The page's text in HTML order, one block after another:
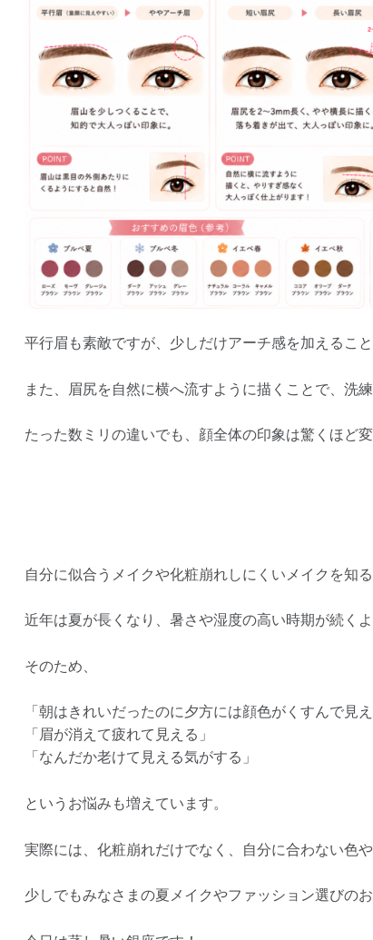
平行眉も素敵ですが、少しだけアーチ感を加えるこ
また、眉尻を自然に横へ流すように描くことで、洗
たった数ミリの違いでも、顔全体の印象は驚くほど変
自分に似合うメイクや化粧崩れしにくいメイクを知
近年は夏が長くなり、暑さや湿度の高い時期が続くよ
そのため、
「朝はきれいだったのに夕方には顔色がくすんで見え
「眉が消えて疲れて見える」
「なんだか老けて見える気がする」
というお悩みも増えています。
実際には、化粧崩れだけでなく、自分に合わない色
少しでもみなさまの夏メイクやファッション選びの